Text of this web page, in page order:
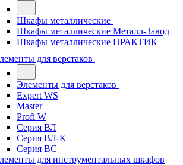
Шкафы металлические
Шкафы металлические Металл-Завод
Шкафы металлические ПРАКТИК
для верстаков
Элементы для верстаков
Expert WS
Master
Profi W
Серия ВЛ
Серия ВЛ-К
Серия ВС
для инструментальных шкафов